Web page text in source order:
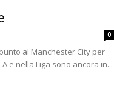
0
al Manchester City per
e nella Liga sono ancora in...